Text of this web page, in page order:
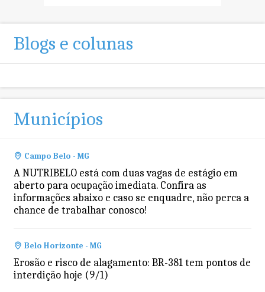
Blogs e colunas
Municípios
Campo Belo - MG
A NUTRIBELO está com duas vagas de estágio em
aberto para ocupação imediata. Confira as
informações abaixo e caso se enquadre, não perca a
chance de trabalhar conosco!
Belo Horizonte - MG
Erosão e risco de alagamento: BR-381 tem pontos de
interdição hoje (9/1)